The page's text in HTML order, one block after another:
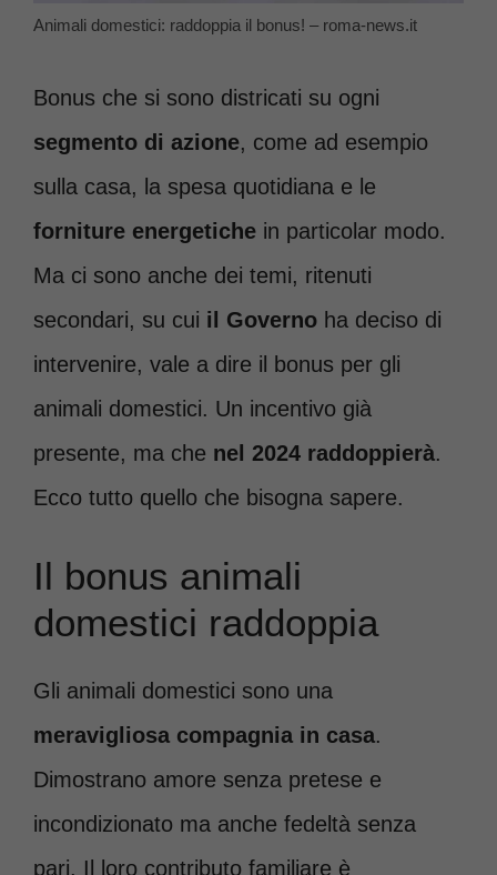
Animali domestici: raddoppia il bonus! – roma-news.it
Bonus che si sono districati su ogni
segmento di azione, come ad esempio
sulla casa, la spesa quotidiana e le
forniture energetiche in particolar modo.
Ma ci sono anche dei temi, ritenuti
secondari, su cui il Governo ha deciso di
intervenire, vale a dire il bonus per gli
animali domestici. Un incentivo già
presente, ma che nel 2024 raddoppierà.
Ecco tutto quello che bisogna sapere.
Il bonus animali
domestici raddoppia
Gli animali domestici sono una
meravigliosa compagnia in casa.
Dimostrano amore senza pretese e
incondizionato ma anche fedeltà senza
pari. Il loro contributo familiare è